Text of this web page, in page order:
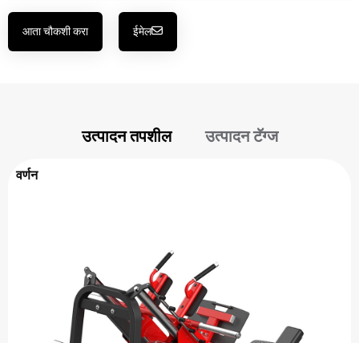
आता चौकशी करा ईमेल
उत्पादन तपशील उत्पादन टॅग्ज
वर्णन